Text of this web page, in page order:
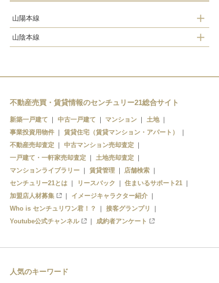
山陽本線
長府
山陰本線
綾羅木
幡生
下関
不動産売買・賃貸情報のセンチュリー21総合サイト
新築一戸建て 中古一戸建て マンション
土地
事業投資用物件
賃貸住宅（賃貸マンション・アパート）
不動産売却査定
中古マンション売却査定
一戸建て・一軒家売却査定
土地売却査定
マンションライブラリー
賃貸管理
店舗検索
センチュリー21とは
リースバック
住まいるサポート21
加盟店人材募集
イメージキャラクター紹介
Who is センチュリワン君！？
接客グランプリ
Youtube公式チャンネル
成約者アンケート
人気のキーワード